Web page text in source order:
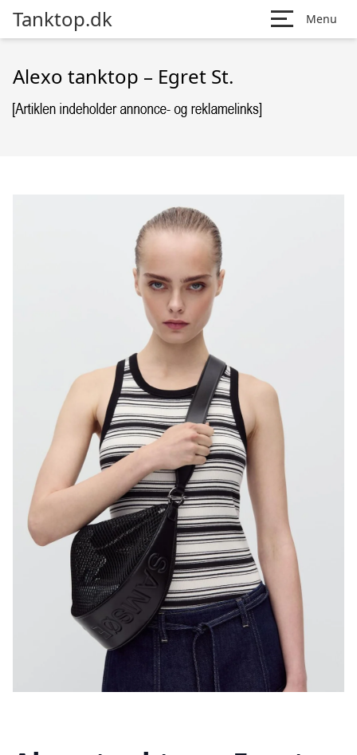
Tanktop.dk Menu
Alexo tanktop – Egret St.